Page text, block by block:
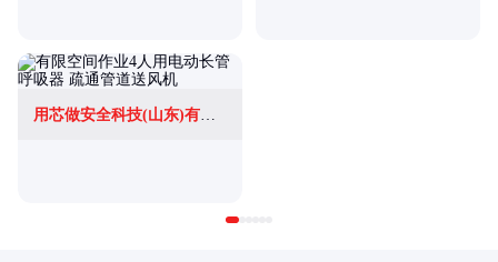
用芯做安全科技(山东)有限公司